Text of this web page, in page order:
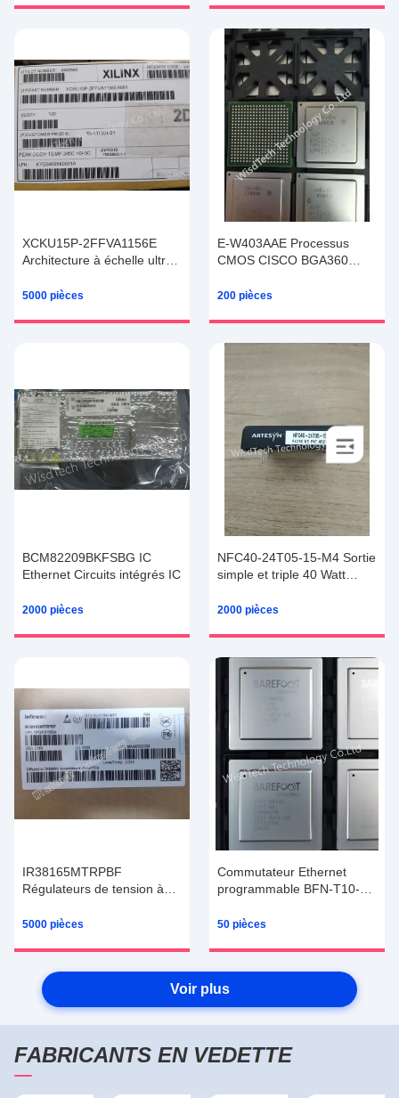
XCKU15P-2FFVA1156E
Architecture à échelle ultra
programmable sur le terrain
5000 pièces
E-W403AAE Processus
CMOS CISCO BGA360
200 pièces
BCM82209BKFSBG IC
Ethernet Circuits intégrés IC
2000 pièces
NFC40-24T05-15-M4 Sortie
simple et triple 40 Watt
large entrée Module IGBT
2000 pièces
IR38165MTRPBF
Régulateurs de tension à
avec SVID
5000 pièces
Commutateur Ethernet
programmable BFN-T10-
passante de port maximale
50 pièces
Voir plus
FABRICANTS EN VEDETTE